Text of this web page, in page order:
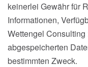
keinerlei Gewähr für
Informationen,
Wettengel
abgespeicherten
bestimmten Zweck.